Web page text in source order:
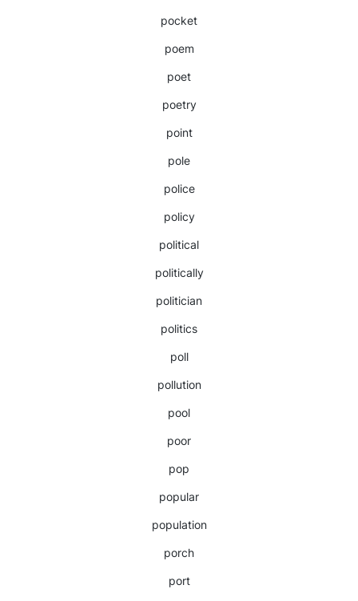
pocket
poem
poet
poetry
point
pole
police
policy
political
politically
politician
politics
poll
pollution
pool
poor
pop
popular
population
porch
port